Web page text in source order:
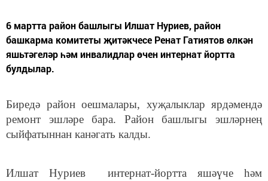
6 мартта район башлыгы Илшат Нуриев, район
башкарма комитеты җитәкчесе Ренат Гатиятов өлкән
яшьтәгеләр һәм инвалидлар өчен интернат йортта
булдылар.
Биредә район оешмалары, хуҗалыклар ярдәмендә
ремонт эшләре бара. Район башлыгы эшләрнең
сыйфатыннан канәгать калды.
Илшат Нуриев интернат-йортта яшәүче һәм